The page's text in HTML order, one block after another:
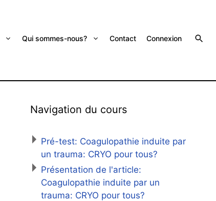
Qui sommes-nous? Contact Connexion
Navigation du cours
Pré-test: Coagulopathie induite par
un trauma: CRYO pour tous?
Présentation de l'article:
Coagulopathie induite par un
trauma: CRYO pour tous?